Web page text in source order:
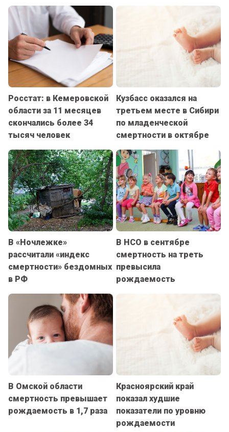
Росстат: в Кемеровской
области за 11 месяцев
скончались более 34
тысяч человек
Кузбасс оказался на
третьем месте в Сибири
по младенческой
смертности в октябре
В «Ночлежке»
рассчитали «индекс
смертности» бездомных
в РФ
В НСО в сентябре
смертность на треть
превысила
рождаемость
В Омской области
смертность превышает
рождаемость в 1,7 раза
Красноярский край
показал худшие
показатели по уровню
рождаемости